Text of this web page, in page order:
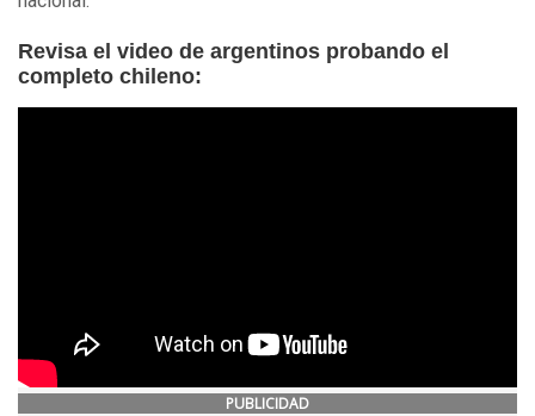
Revisa el video de argentinos probando el
completo chileno:
PUBLICIDAD